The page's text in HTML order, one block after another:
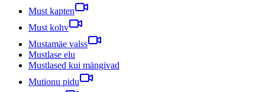
Must kapten
Must kohv
Mustamäe valss
Mustlase elu
Mustlased kui mängivad
Mutionu pidu